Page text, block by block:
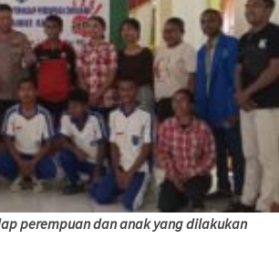
perempuan dan anak yang dilakukan